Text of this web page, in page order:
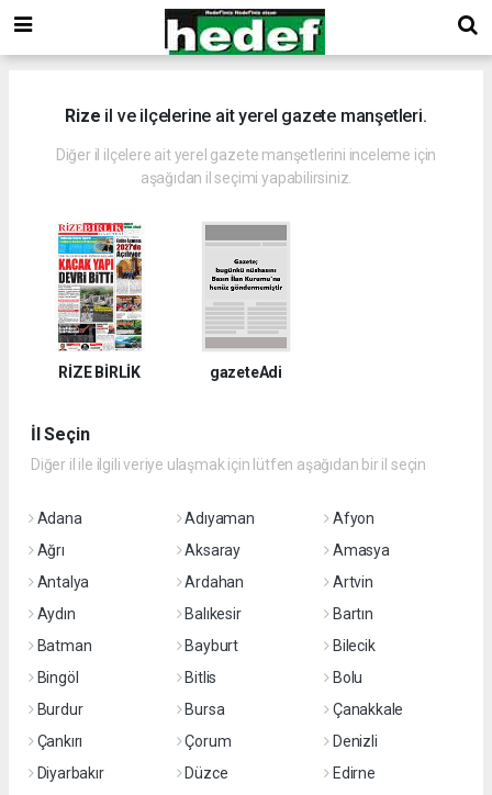
Rize il ve ilçelerine ait yerel gazete manşetleri.
Diğer il ilçelere ait yerel gazete manşetlerini inceleme için
aşağıdan il seçimi yapabilirsiniz.
RİZE BİRLİK gazeteAdi
İl Seçin
Diğer il ile ilgili veriye ulaşmak için lütfen aşağıdan bir il seçin
Adana Adıyaman
Afyon
Ağrı
Aksaray
Amasya
Antalya
Ardahan
Artvin
Aydın
Balıkesir
Bartın
Batman
Bayburt
Bilecik
Bingöl
Bitlis
Bolu
Burdur
Bursa
Çanakkale
Çankırı
Çorum
Denizli
Diyarbakır
Düzce
Edirne